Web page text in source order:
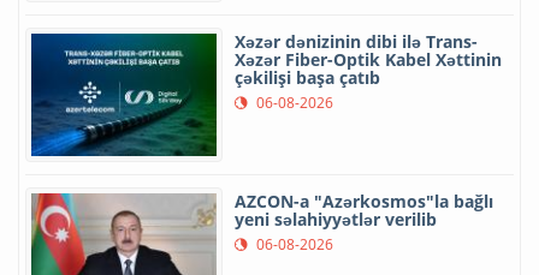
Xəzər dənizinin dibi ilə Trans-
Xəzər Fiber-Optik Kabel Xəttinin
çəkilişi başa çatıb
06-08-2026
AZCON-a "Azərkosmos"la bağlı
yeni səlahiyyətlər verilib
06-08-2026